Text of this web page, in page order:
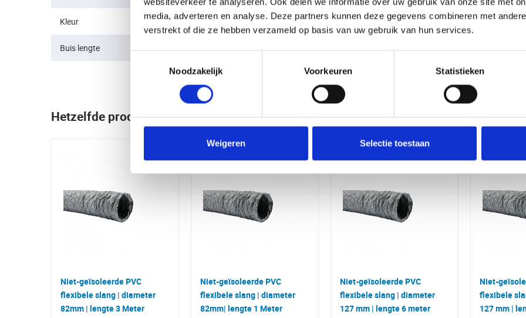
media, adverteren en analyse. Deze partners kunnen deze gegevens combineren met
verstrekt of die ze hebben verzameld op basis van uw gebruik van hun services.
Noodzakelijk
Voorkeuren Statistieken
Weigeren Selectie toestaan
Kleur Grijs
Buis
lengte
10 meter
Kleur Grijs
Buis lengte 10 meter
Hetzelfde product maar dan net even anders
Niet-geïsoleerde PVC
flexibele slang | diameter
82mm | lengte 3 Meter
Niet-geïsoleerde PVC
flexibele slang | diameter
82mm| lengte 1 Meter
Niet-geïsoleerde PVC
flexibele slang | diameter
127 mm | lengte 6 meter
Niet-
flexibele
127 mm |